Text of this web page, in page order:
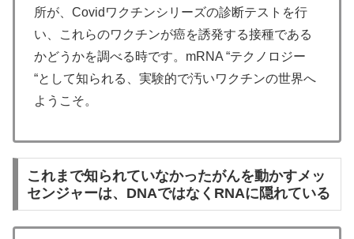
所が、Covidワクチンシリーズの診断テストを行
い、これらのワクチンが癌を誘発する接種である
かどうかを調べる時です。mRNA “テクノロジー
“として知られる、実験的で汚いワクチンの世界へ
ようこそ。
これまで知られていなかったがんを動かすメッ
センジャーは、DNAではなくRNAに隠れている